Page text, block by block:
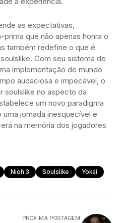
as expectativas,
que não apenas honra o
também redefine o que é
Com seu sistema de
implementação de mundo
audaciosa e impecável, o
soulslike no aspecto da
um novo paradigma
jornada inesquecível e
na memória dos jogadores
Nioh 3 Soulslike Yokai
PRÓXIMA POSTAGEM